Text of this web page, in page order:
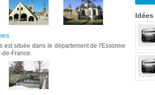
est située dans le département de l'Essonne
de-France.
Idées